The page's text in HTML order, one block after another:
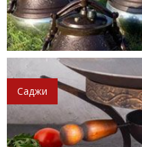
Саджи